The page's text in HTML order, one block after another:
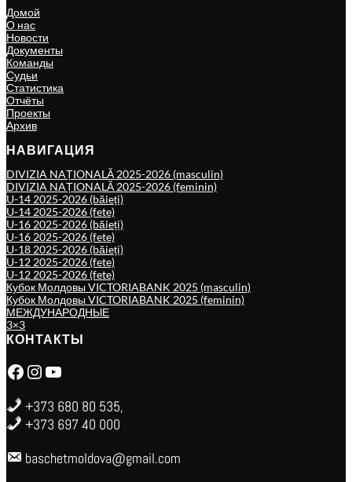
Домой
О нас
Новости
Документы
Команды
Судьи
Статистика
Отчёты
Проекты
Архив
НАВИГАЦИЯ
DIVIZIA NAȚIONALĂ 2025-2026 (masculin)
DIVIZIA NAȚIONALĂ 2025-2026 (feminin)
U-14 2025-2026 (băieți)
U-14 2025-2026 (fete)
U-16 2025-2026 (băieți)
U-16 2025-2026 (fete)
U-18 2025-2026 (băieți)
U-12 2025-2026 (fete)
U-12 2025-2026 (fete)
Кубок Молдовы VICTORIABANK 2025 (masculin)
Кубок Молдовы VICTORIABANK 2025 (feminin)
МЕЖДУНАРОДНЫЕ
3×3
КОНТАКТЫ
Facebook Instagram YouTube
+373 680 80 535,
+373 697 40 000
baschetmoldova@gmail.com